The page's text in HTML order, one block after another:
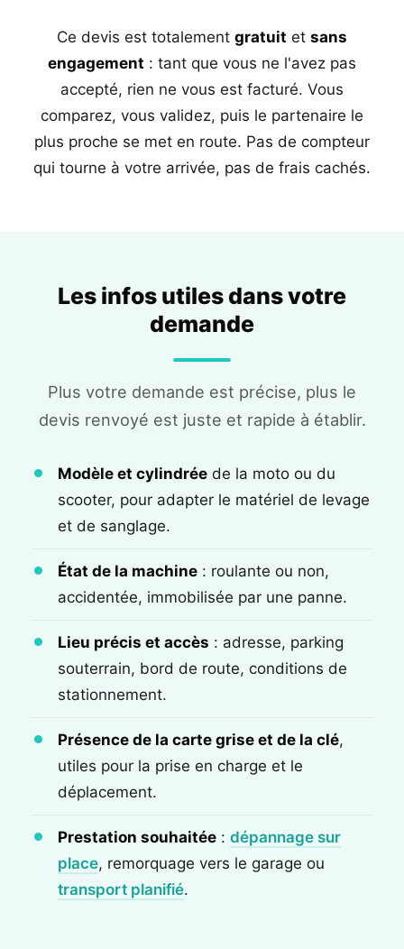
Ce devis est totalement gratuit et sans
engagement : tant que vous ne l'avez pas
accepté, rien ne vous est facturé. Vous
comparez, vous validez, puis le partenaire le
plus proche se met en route. Pas de compteur
qui tourne à votre arrivée, pas de frais cachés.
Les infos utiles dans votre
demande
Plus votre demande est précise, plus le
devis renvoyé est juste et rapide à établir.
Modèle et cylindrée de la moto ou du
scooter, pour adapter le matériel de levage
et de sanglage.
État de la machine : roulante ou non,
accidentée, immobilisée par une panne.
Lieu précis et accès : adresse, parking
souterrain, bord de route, conditions de
stationnement.
Présence de la carte grise et de la clé,
utiles pour la prise en charge et le
déplacement.
Prestation souhaitée : dépannage sur
place, remorquage vers le garage ou
transport planifié.